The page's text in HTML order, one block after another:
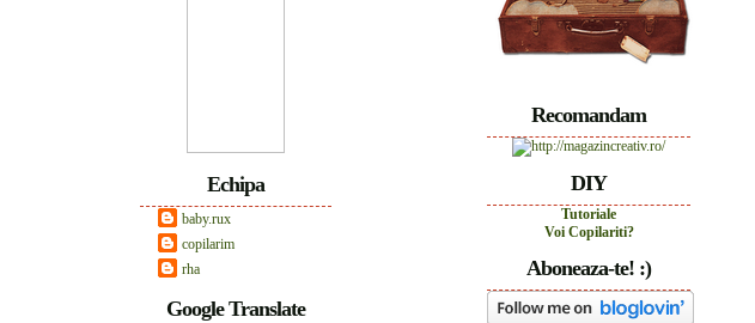
Recomandam
DIY
Tutoriale
Voi Copilariti?
Aboneaza-te! :)
Echipa
baby.rux
copilarim
rha
Google Translate